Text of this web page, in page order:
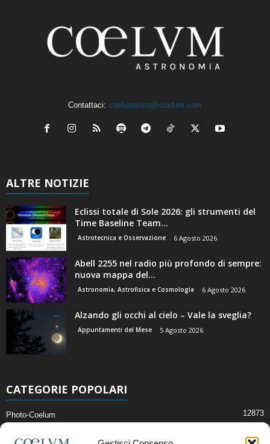
Contattaci: coelumastro@coelum.com
ALTRE NOTIZIE
Eclissi totale di Sole 2026: gli strumenti del
Time Baseline Team...
Astrotecnica e Osservazione 6 Agosto 2026
Abell 2255 nel radio più profondo di sempre:
nuova mappa del...
Astronomia, Astrofisica e Cosmologia 6 Agosto 2026
Alzando gli occhi al cielo – Vale la sveglia?
Appuntamenti del Mese 5 Agosto 2026
CATEGORIE POPOLARI
Photo-Coelum 12873